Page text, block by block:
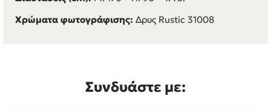
Χρώματα φωτογράφισης: Δρυς Rustic 31008
Συνδυάστε με: